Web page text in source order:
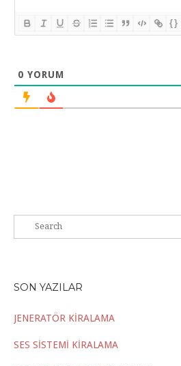
{}
0 YORUM
SON YAZILAR
JENERATÖR KİRALAMA
SES SİSTEMİ KİRALAMA